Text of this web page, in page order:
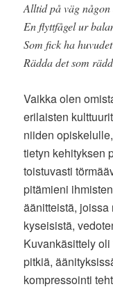
Alltid på väg någon
En flyttfågel ur
Som fick ha
Rädda det som
Vaikka olen
erilaisten
niiden
tietyn kehityksen
toistuvasti
pitämieni
äänitteistä, joissa
kyseisistä,
Kuvankäsittely
pitkiä,
kompressointi